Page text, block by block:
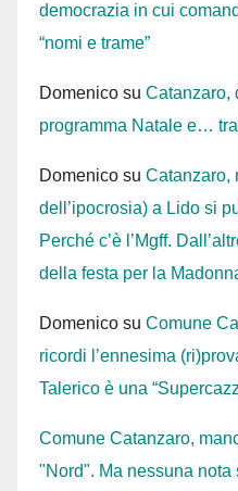
democrazia in cui
“nomi e trame”
Domenico su Catanzaro,
programma Natale e…
Domenico su Catanzaro,
dell’ipocrosia) a Lido si
Perché c’è l’Mgff.
della festa per la
Domenico su Comune
ricordi l’ennesima
Talerico è una
Comune Catanzaro,
"Nord". Ma nessuna